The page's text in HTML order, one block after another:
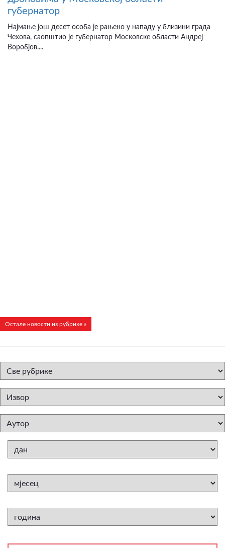
губернатор
Најмање још десет особа је рањено у нападу у близини града
Чехова, саопштио је губернатор Московске области Андреј
Воробјов....
Остале новости из рубрике »